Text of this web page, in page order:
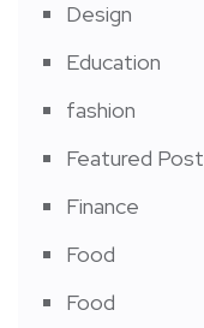
Design
Education
fashion
Featured Post
Finance
Food
Food